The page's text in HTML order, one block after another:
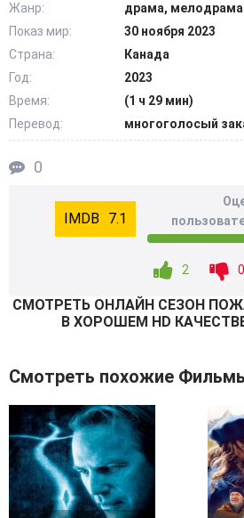
@Filmix.fan
Жанр:
драма, мелодрама
Показ мир:
30 ноября 2023
Страна:
Канада
Год:
2023
Время:
(1 ч 29 мин)
Перевод:
многоголосый
0
7.1
2 0
СМОТРEТЬ ОНЛАЙН СЕЗОН
В ХОРОШЕМ HD
Смотреть похожие